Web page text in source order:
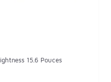
15.6 Pouces